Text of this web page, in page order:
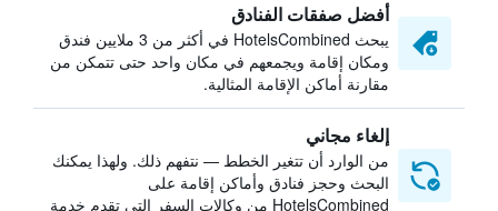
أفضل صفقات الفنادق
يبحث HotelsCombined في أكثر من 3 ملايين فندق
ومكان إقامة ويجمعهم في مكان واحد حتى تتمكن من
مقارنة أماكن الإقامة المثالية.
إلغاء مجاني
من الوارد أن تتغير الخطط — نتفهم ذلك. ولهذا يمكنك
البحث وحجز فنادق وأماكن إقامة على
HotelsCombined من وكالات السفر التي تقدم خدمة